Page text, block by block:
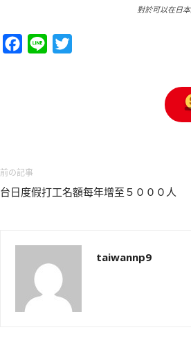
對於可以在日
Facebook
Line
前の記事
台日度假打工名額每年增至５０００人
taiwannp9